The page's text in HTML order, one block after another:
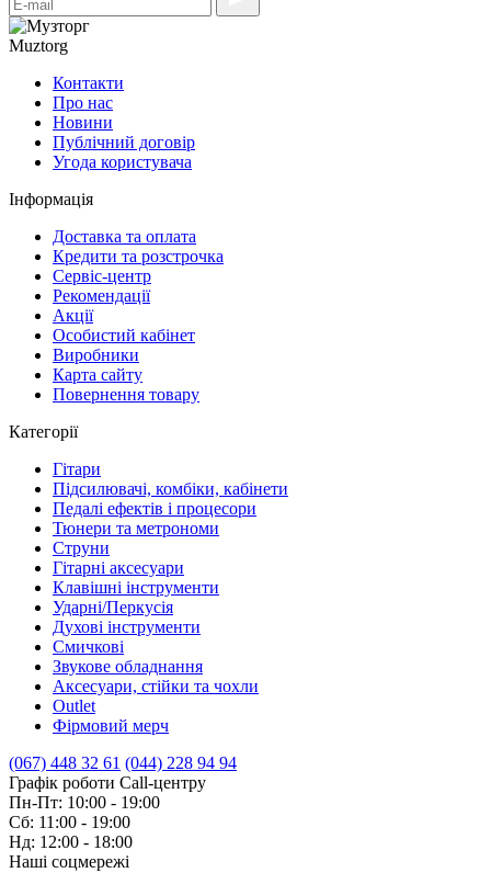
Muztorg
Контакти
Про нас
Новини
Публічний договір
Угода користувача
Інформація
Доставка та оплата
Кредити та розстрочка
Сервіc-центр
Рекомендації
Акції
Особистий кабінет
Виробники
Карта сайту
Повернення товару
Категорії
Гітари
Підсилювачі, комбіки, кабінети
Педалі ефектів і процесори
Тюнери та метрономи
Струни
Гітарні аксесуари
Клавішні інструменти
Ударні/Перкусія
Духові інструменти
Смичкові
Звукове обладнання
Аксесуари, стійки та чохли
Outlet
Фірмовий мерч
(067) 448 32 61 (044) 228 94 94
Графік роботи Call-центру
Пн-Пт: 10:00 - 19:00
Сб: 11:00 - 19:00
Нд: 12:00 - 18:00
Наші соцмережі